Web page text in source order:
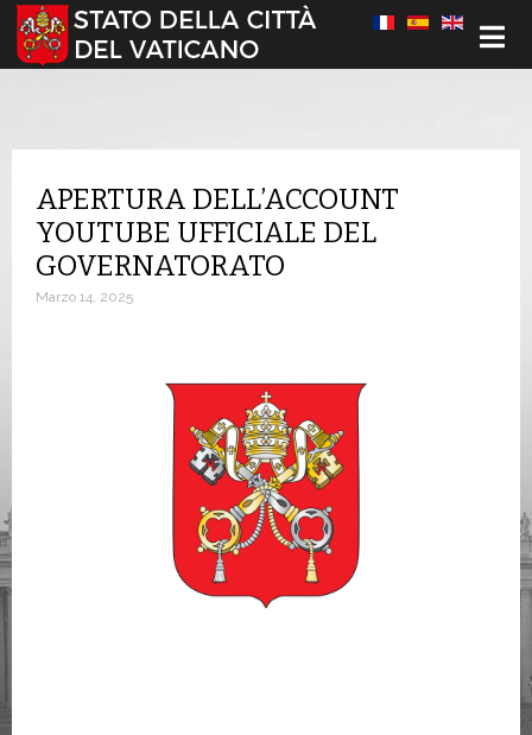
Seleziona la tua lingua
APERTURA DELL’ACCOUNT
YOUTUBE UFFICIALE DEL
GOVERNATORATO
Marzo 14, 2025